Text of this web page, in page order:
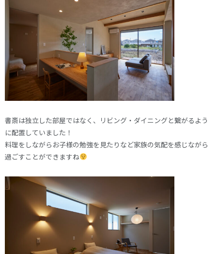
書斎は独立した部屋ではなく、リビング・ダイニングと繋がるよう
に配置していました！
料理をしながらお子様の勉強を見たりなど家族の気配を感じながら
過ごすことができますね